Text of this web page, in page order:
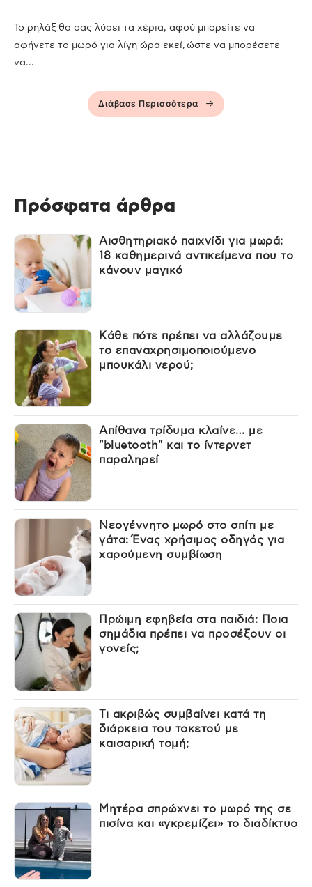
Το ρηλάξ θα σας λύσει τα χέρια, αφού μπορείτε να
αφήνετε το μωρό για λίγη ώρα εκεί, ώστε να μπορέσετε
να...
Διάβασε Περισσότερα
Πρόσφατα άρθρα
Αισθητηριακό παιχνίδι για μωρά:
18 καθημερινά αντικείμενα που το
κάνουν μαγικό
Κάθε πότε πρέπει να αλλάζουμε
το επαναχρησιμοποιούμενο
μπουκάλι νερού;
Απίθανα τρίδυμα κλαίνε… με
"bluetooth" και το ίντερνετ
παραληρεί
Νεογέννητο μωρό στο σπίτι με
γάτα: Ένας χρήσιμος οδηγός για
χαρούμενη συμβίωση
Πρώιμη εφηβεία στα παιδιά: Ποια
σημάδια πρέπει να προσέξουν οι
γονείς;
Τι ακριβώς συμβαίνει κατά τη
διάρκεια του τοκετού με
καισαρική τομή;
Μητέρα σπρώχνει το μωρό της σε
πισίνα και «γκρεμίζει» το διαδίκτυο